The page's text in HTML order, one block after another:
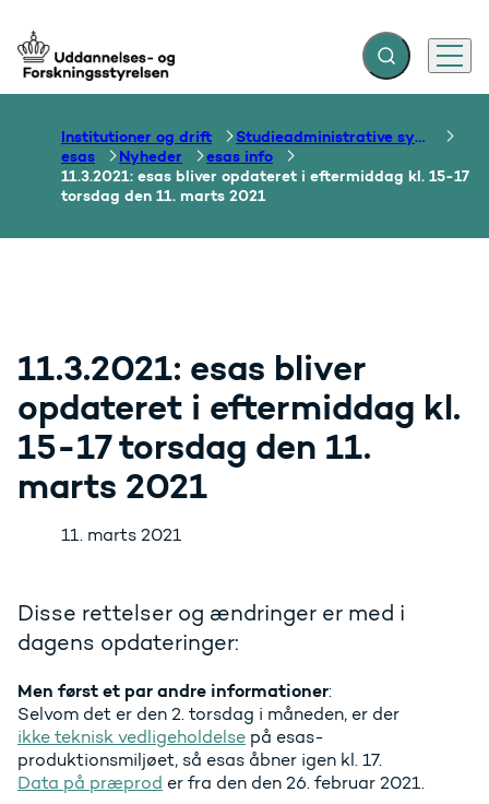
Gå til forsiden Fold søgefelt ud
Menu
Institutioner og drift
Studieadministrative systemer
esas
Nyheder
esas info
11.3.2021: esas bliver opdateret i eftermiddag kl. 15-17
torsdag den 11. marts 2021
11.3.2021: esas bliver
opdateret i eftermiddag kl.
15-17 torsdag den 11.
marts 2021
11. marts 2021
Disse rettelser og ændringer er med i
dagens opdateringer:
Men først et par andre informationer:
Selvom det er den 2. torsdag i måneden, er der
ikke teknisk vedligeholdelse på esas-
produktionsmiljøet, så esas åbner igen kl. 17.
Data på præprod er fra den den 26. februar 2021.